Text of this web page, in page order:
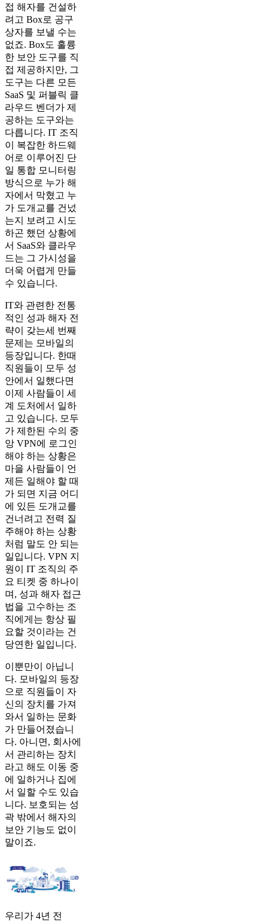
접 해자를 건설하
려고 Box로 공구
상자를 보낼 수는
없죠. Box도 훌륭
한 보안 도구를 직
접 제공하지만, 그
도구는 다른 모든
SaaS 및 퍼블릭 클
라우드 벤더가 제
공하는 도구와는
다릅니다. IT 조직
이 복잡한 하드웨
어로 이루어진 단
일 통합 모니터링
방식으로 누가 해
자에서 막혔고 누
가 도개교를 건넜
는지 보려고 시도
하곤 했던 상황에
서 SaaS와 클라우
드는 그 가시성을
더욱 어렵게 만들
수 있습니다.
IT와 관련한 전통
적인 성과 해자 전
략이 갖는세 번째
문제는 모바일의
등장입니다. 한때
직원들이 모두 성
안에서 일했다면
이제 사람들이 세
계 도처에서 일하
고 있습니다. 모두
가 제한된 수의 중
앙 VPN에 로그인
해야 하는 상황은
마을 사람들이 언
제든 일해야 할 때
가 되면 지금 어디
에 있든 도개교를
건너려고 전력 질
주해야 하는 상황
처럼 말도 안 되는
일입니다. VPN 지
원이 IT 조직의 주
요 티켓 중 하나이
며, 성과 해자 접근
법을 고수하는 조
직에게는 항상 필
요할 것이라는 건
당연한 일입니다.
이뿐만이 아닙니
다. 모바일의 등장
으로 직원들이 자
신의 장치를 가져
와서 일하는 문화
가 만들어졌습니
다. 아니면, 회사에
서 관리하는 장치
라고 해도 이동 중
에 일하거나 집에
서 일할 수도 있습
니다. 보호되는 성
곽 밖에서 해자의
보안 기능도 없이
말이죠.
우리가 4년 전